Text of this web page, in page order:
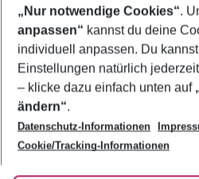
Footer
Footer navigation
Über uns
AGB
Bestpreisgarantie
Cookie-Einstellungen ändern
Cookie-Richtlinie
Agenturbetreuung
Barrierefreies Reisen
Folge uns
„Nur notwendige Cookies“.
anpassen“ kannst du deine
individuell anpassen. Du
Einstellungen natürlich
– klicke dazu einfach unten auf
ändern“.
Datenschutz-Informationen
Cookie/Tracking-Informationen